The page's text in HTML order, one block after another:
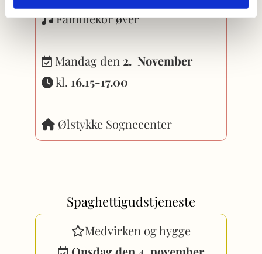
Familiekor øver
 Mandag den 2. November
kl. 16.15-17.00
 Ølstykke Sognecenter
Spaghettigudstjeneste
Medvirken og hygge